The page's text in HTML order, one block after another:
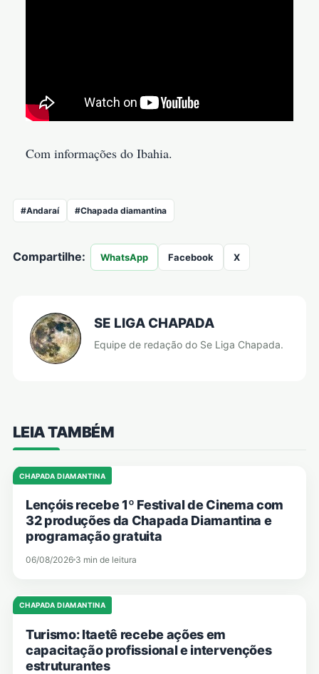
Com informações do Ibahia.
#Andaraí #Chapada diamantina
Compartilhe: WhatsApp Facebook X
SE LIGA CHAPADA
Equipe de redação do Se Liga Chapada.
LEIA TAMBÉM
CHAPADA DIAMANTINA
Lençóis recebe 1º Festival de Cinema com
32 produções da Chapada Diamantina e
programação gratuita
06/08/2026 3 min de leitura
CHAPADA DIAMANTINA
Turismo: Itaetê recebe ações em
capacitação profissional e intervenções
estruturantes